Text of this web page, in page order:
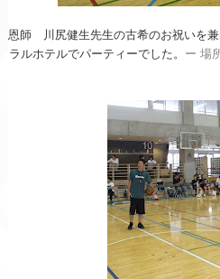
恩師 川尻健生先生の古希のお祝いを
ラルホテルでパーティーでした。 ー 場